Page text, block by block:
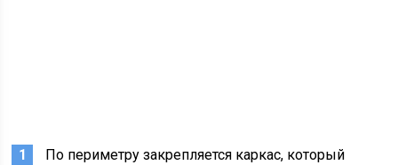
По периметру закрепляется каркас, который